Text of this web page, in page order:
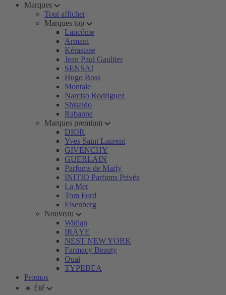
Marques
Tout afficher
Marques top
Lancôme
Armani
Kérastase
Jean Paul Gaultier
SENSAI
Hugo Boss
Montale
Narciso Rodriguez
Shiseido
Rabanne
Marques premium
DIOR
Yves Saint Laurent
GIVENCHY
GUERLAIN
Parfums de Marly
INITIO Parfums Privés
La Mer
Tom Ford
Eisenberg
Nouveau
Widian
IRÄYE
NEST NEW YORK
Farmacy Beauty
Ouai
TYPEBEA
Promos
☀️ Été